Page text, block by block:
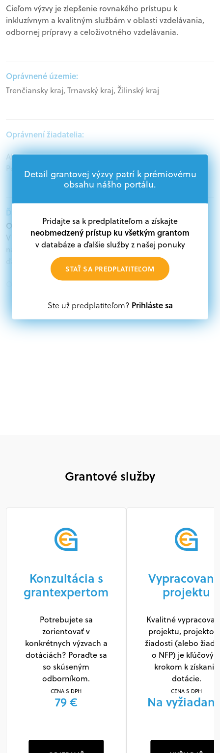
Cieľom výzvy je zlepšenie rovnakého prístupu k
inkluzívnym a kvalitným službám v oblasti vzdelávania,
odbornej prípravy a celoživotného vzdelávania.
Oprávnené územie:
Trenčiansky kraj, Trnavský kraj, Žilinský kraj
Oprávnení žiadatelia:
Akademický sektor, Mimovládne organizácie,
Podnikatelia, Samospráva, Štátna správa
Ďalšie informácie:
Oprávnení žiadatelia:
V databáze grantov a dotácií na portáli Grantexpert.sk
nájdete aktuálne výzvy z eurofondov, plánu obnovy a
ďalších zdrojov.
Oprávnení partneri:
subjekt, komerčný alebo nekomerčný, ako aj
mimovládne organizácie zriadené ako právnická osoba v
Nórsku alebo na Slovensku, alebo akákoľvek
Detail grantovej výzvy patrí k prémiovému
obsahu nášho portálu.
Pridajte sa k predplatiteľom a získajte
neobmedzený prístup ku všetkým grantom
v databáze a ďalšie služby z našej ponuky
STAŤ SA PREDPLATITEĽOM
Ste už predplatiteľom? Prihláste sa
Grantové služby
Konzultácia s
grantexpertom
Potrebujete sa
zorientovať v
konkrétnych výzvach a
dotáciách? Poraďte sa
so skúseným
odborníkom.
CENA S DPH
79 €
projektu
Kvalitné
projektu,
žiadosti (alebo
o NFP) je
krokom k získaniu
dotácie.
CENA S DPH
Na